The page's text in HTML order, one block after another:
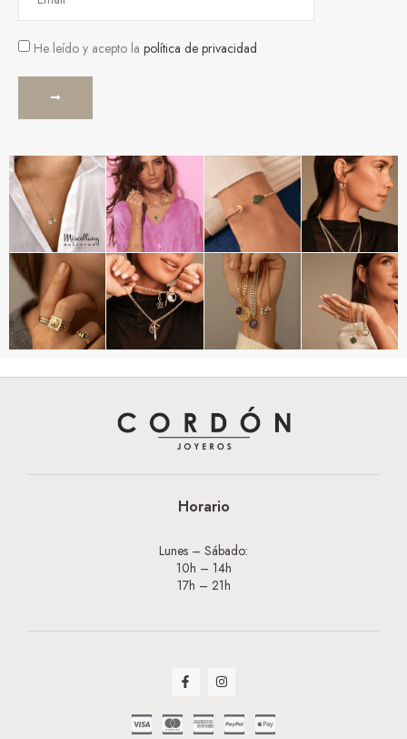
He leído y acepto la política de privacidad
Horario
Lunes – Sábado:
10h – 14h
17h – 21h